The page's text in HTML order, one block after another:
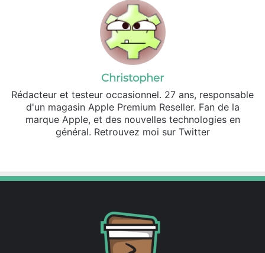
Christopher
Rédacteur et testeur occasionnel. 27 ans, responsable
d'un magasin Apple Premium Reseller. Fan de la
marque Apple, et des nouvelles technologies en
général. Retrouvez moi sur Twitter